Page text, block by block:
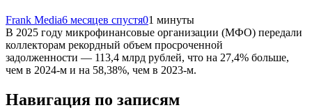
Frank Media6 месяцев спустя01 минуты
В 2025 году микрофинансовые организации (МФО) передали
коллекторам рекордный объем просроченной
задолженности — 113,4 млрд рублей, что на 27,4% больше,
чем в 2024-м и на 58,38%, чем в 2023-м.
Навигация по записям